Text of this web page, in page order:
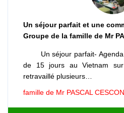
Un séjour parfait et une
Groupe de la famille de Mr
Un séjour parfait-
de 15 jours au Vietnam
retravaillé plusieurs…
famille de Mr PASCAL